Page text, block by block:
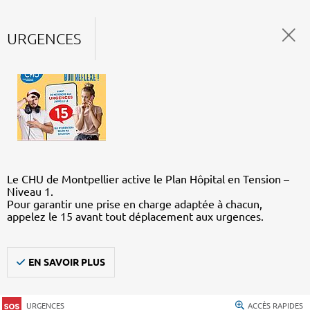
URGENCES
Le CHU de Montpellier active le Plan Hôpital en Tension –
Niveau 1.
Pour garantir une prise en charge adaptée à chacun,
appelez le 15 avant tout déplacement aux urgences.
EN SAVOIR PLUS
URGENCES ACCÈS RAPIDES